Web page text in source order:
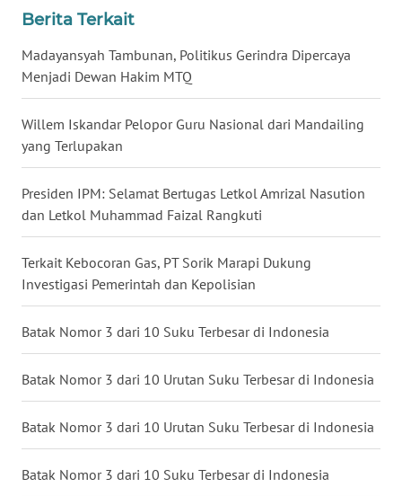
Berita Terkait
Madayansyah Tambunan, Politikus Gerindra Dipercaya
Menjadi Dewan Hakim MTQ
Willem Iskandar Pelopor Guru Nasional dari Mandailing
yang Terlupakan
Presiden IPM: Selamat Bertugas Letkol Amrizal Nasution
dan Letkol Muhammad Faizal Rangkuti
Terkait Kebocoran Gas, PT Sorik Marapi Dukung
Investigasi Pemerintah dan Kepolisian
Batak Nomor 3 dari 10 Suku Terbesar di Indonesia
Batak Nomor 3 dari 10 Urutan Suku Terbesar di Indonesia
Batak Nomor 3 dari 10 Urutan Suku Terbesar di Indonesia
Batak Nomor 3 dari 10 Suku Terbesar di Indonesia
WN
TENGAH
SERDANG
WN
TEBING
TINGGI
WN
PAKPAK
WN
BOGOR